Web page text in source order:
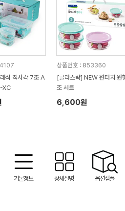
식 직사각 7조 A
XC
상품번호 : 853360
[글라스락] NEW 원터치 원
조 세트
6,600원
기본정보 상세설명 옵션샘플